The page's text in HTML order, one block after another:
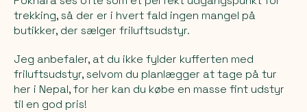
trekking, så der er i hvert fald ingen mangel på
butikker, der sælger friluftsudstyr.
Jeg anbefaler, at du ikke fylder kufferten med
friluftsudstyr, selvom du planlægger at tage på tur
her i Nepal, for her kan du købe en masse fint udstyr
til en god pris!